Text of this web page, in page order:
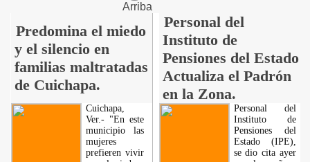
Arriba
Predomina el miedo
y el silencio en
familias maltratadas
de Cuichapa.
Personal del
Instituto de
Pensiones del Estado
Actualiza el Padrón
en la Zona.
Cuichapa,
Ver.- "En este
municipio las
mujeres
prefieren vivir
Personal del
Instituto de
Pensiones del
Estado (IPE),
se dio cita ayer